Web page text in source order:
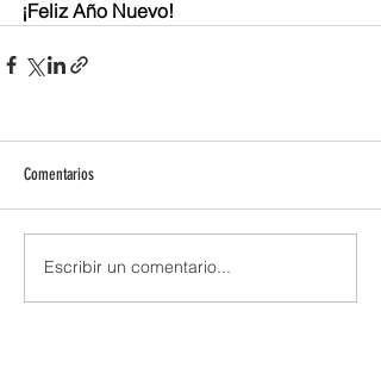
¡Feliz Año Nuevo!
Comentarios
Escribir un comentario...